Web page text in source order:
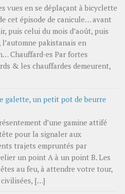
vues en se déplaçant à bicyclette
cet épisode de canicule… avant
puis celui du mois d’août, puis
pakistanais en
Chauffard⋅es Par fortes
& les chauffardes demeurent,
galette, un petit pot de beurre
d’une gamine attifé
pour la signaler aux
trajets empruntés par
un point A à un point B. Les
au feu, à attendre votre tour,
[…]